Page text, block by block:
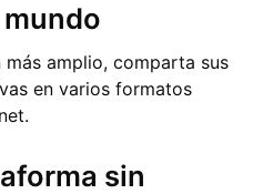
amplio, comparta sus
en varios formatos
sin